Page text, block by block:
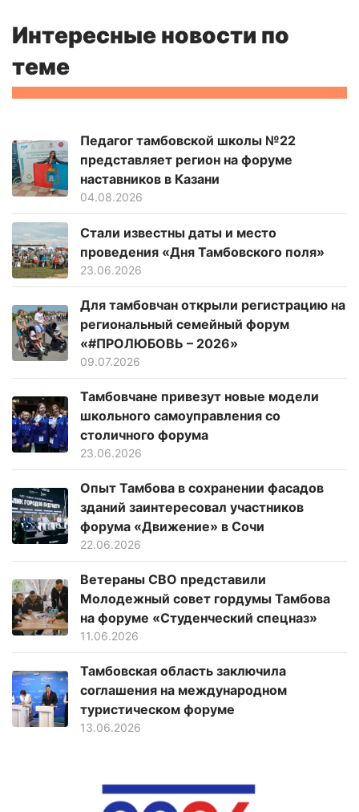
Интересные новости по
теме
Педагог тамбовской школы №22
представляет регион на форуме
наставников в Казани
04.08.2026
Стали известны даты и место
проведения «Дня Тамбовского поля»
23.06.2026
Для тамбовчан открыли регистрацию на
региональный семейный форум
«#ПРОЛЮБОВЬ – 2026»
09.07.2026
Тамбовчане привезут новые модели
школьного самоуправления со
столичного форума
23.06.2026
Опыт Тамбова в сохранении фасадов
зданий заинтересовал участников
форума «Движение» в Сочи
22.06.2026
Ветераны СВО представили
Молодежный совет гордумы Тамбова
на форуме «Студенческий спецназ»
11.06.2026
Тамбовская область заключила
соглашения на международном
туристическом форуме
13.06.2026